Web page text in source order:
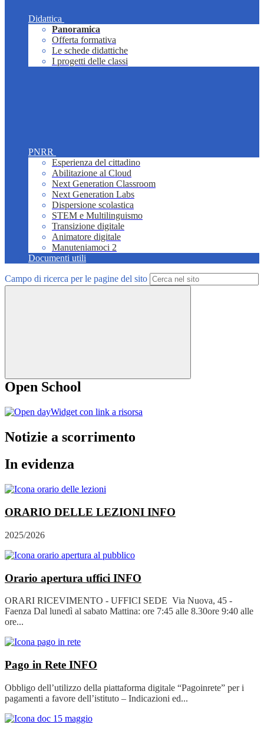
Didattica
Panoramica
Offerta formativa
Le schede didattiche
I progetti delle classi
PNRR
Esperienza del cittadino
Abilitazione al Cloud
Next Generation Classroom
Next Generation Labs
Dispersione scolastica
STEM e Multilinguismo
Transizione digitale
Animatore digitale
Manuteniamoci 2
Documenti utili
Campo di ricerca per le pagine del sito
Open School
Widget con link a risorsa
Notizie a scorrimento
In evidenza
ORARIO DELLE LEZIONI INFO
2025/2026
Orario apertura uffici INFO
ORARI RICEVIMENTO - UFFICI SEDE Via Nuova, 45 -
Faenza Dal lunedì al sabato Mattina: ore 7:45 alle 8.30ore 9:40 alle
ore...
Pago in Rete INFO
Obbligo dell’utilizzo della piattaforma digitale “Pagoinrete” per i
pagamenti a favore dell’istituto – Indicazioni ed...